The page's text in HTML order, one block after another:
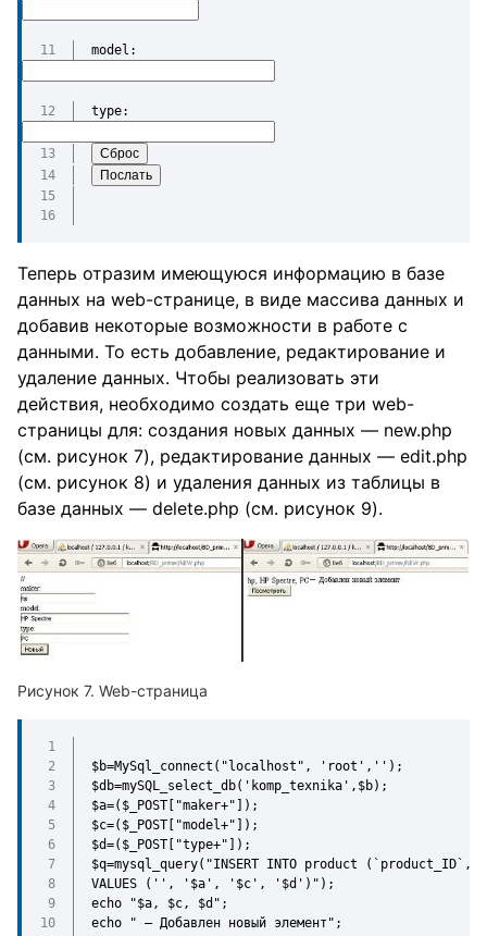
model:
type:
Теперь отразим имеющуюся информацию в базе
данных на web-странице, в виде массива данных и
добавив некоторые возможности в работе с
данными. То есть добавление, редактирование и
удаление данных. Чтобы реализовать эти
действия, необходимо создать еще три web-
страницы для: создания новых данных — new.php
(см. рисунок 7), редактирование данных — edit.php
(см. рисунок 8) и удаления данных из таблицы в
базе данных — delete.php (см. рисунок 9).
Web-страница
$b=MySql_connect("localhost", 'root','');
$db=mySQL_select_db('komp_texnika',$b);
$a=($_POST["maker+"]);
$c=($_POST["model+"]);
$d=($_POST["type+"]);
$q=mysql_query("INSERT INTO product
VALUES ('', '$a', '$c', '$d')");
echo "$a, $c, $d";
echo " — Добавлен новый элемент";